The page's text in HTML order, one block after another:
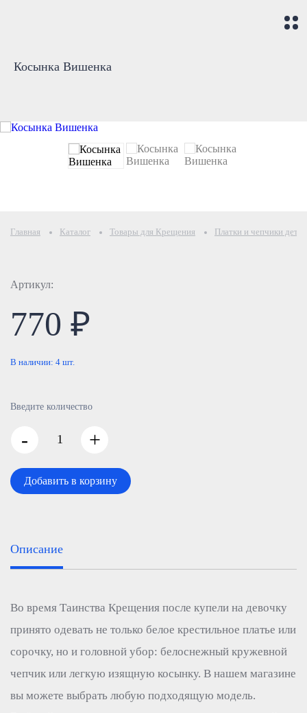
Косынка Вишенка
Главная Каталог Товары для Крещения Платки и чепчики детям
Артикул:
770 ₽
В наличии: 4 шт.
Введите количество
- +
Добавить в корзину
Описание
Во время Таинства Крещения после купели на девочку
принято одевать не только белое крестильное платье или
сорочку, но и головной убор: белоснежный кружевной
чепчик или легкую изящную косынку. В нашем магазине
вы можете выбрать любую подходящую модель.